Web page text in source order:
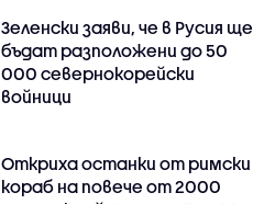
Зеленски заяви, че в Русия ще
бъдат разположени до 50
000 севернокорейски
войници
Откриха останки от римски
кораб на повече от 2000